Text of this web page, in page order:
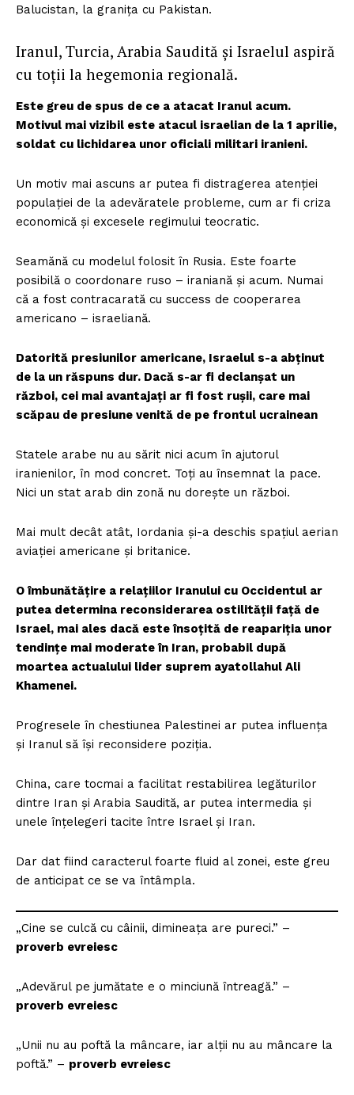
Balucistan, la granița cu Pakistan.
Iranul, Turcia, Arabia Saudită și Israelul aspiră
cu toții la hegemonia regională.
Este greu de spus de ce a atacat Iranul acum.
Motivul mai vizibil este atacul israelian de la 1 aprilie,
soldat cu lichidarea unor oficiali militari iranieni.
Un motiv mai ascuns ar putea fi distragerea atenției
populației de la adevăratele probleme, cum ar fi criza
economică și excesele regimului teocratic.
Seamănă cu modelul folosit în Rusia. Este foarte
posibilă o coordonare ruso – iraniană și acum. Numai
că a fost contracarată cu success de cooperarea
americano – israeliană.
Datorită presiunilor americane, Israelul s-a abținut
de la un răspuns dur. Dacă s-ar fi declanșat un
război, cei mai avantajați ar fi fost rușii, care mai
scăpau de presiune venită de pe frontul ucrainean
Statele arabe nu au sărit nici acum în ajutorul
iranienilor, în mod concret. Toți au însemnat la pace.
Nici un stat arab din zonă nu dorește un război.
Mai mult decât atât, Iordania și-a deschis spațiul aerian
aviației americane și britanice.
O îmbunătățire a relațiilor Iranului cu Occidentul ar
putea determina reconsiderarea ostilității față de
Israel, mai ales dacă este însoțită de reapariția unor
tendințe mai moderate în Iran, probabil după
moartea actualului lider suprem ayatollahul Ali
Khamenei.
Progresele în chestiunea Palestinei ar putea influența
și Iranul să își reconsidere poziția.
China, care tocmai a facilitat restabilirea legăturilor
dintre Iran și Arabia Saudită, ar putea intermedia și
unele înțelegeri tacite între Israel și Iran.
Dar dat fiind caracterul foarte fluid al zonei, este greu
de anticipat ce se va întâmpla.
„Cine se culcă cu câinii, dimineața are pureci.” –
proverb evreiesc
„Adevărul pe jumătate e o minciună întreagă.” –
proverb evreiesc
„Unii nu au poftă la mâncare, iar alții nu au mâncare la
poftă.” – proverb evreiesc